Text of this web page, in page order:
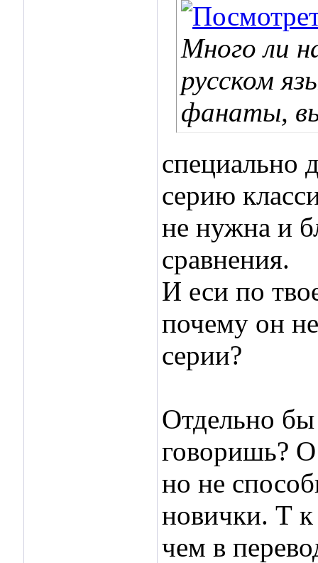
Много ли
русском
фанаты,
специально
серию
не нужна и
сравнения.
И еси по
почему он
серии?
Отдельно бы
говоришь? О
но не
новички. Т
чем в